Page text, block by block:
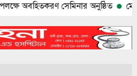
সেমিনার অনুষ্ঠিত মেয়ের